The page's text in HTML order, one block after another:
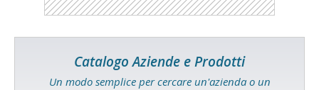
Catalogo Aziende e Prodotti
Un modo semplice per cercare un'azienda o un